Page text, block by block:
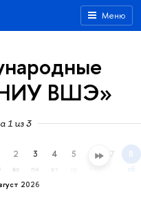
Меню
НИУ ВШЭ»
1 из 3
2026
2
вс
3
пн
4 5 6 7 8
сб